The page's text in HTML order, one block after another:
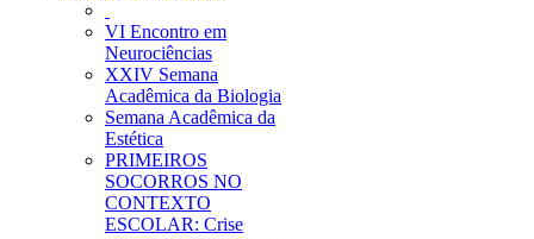
VI Encontro em
Neurociências
XXIV Semana
Acadêmica da Biologia
Semana Acadêmica da
Estética
PRIMEIROS
SOCORROS NO
CONTEXTO
ESCOLAR: Crise